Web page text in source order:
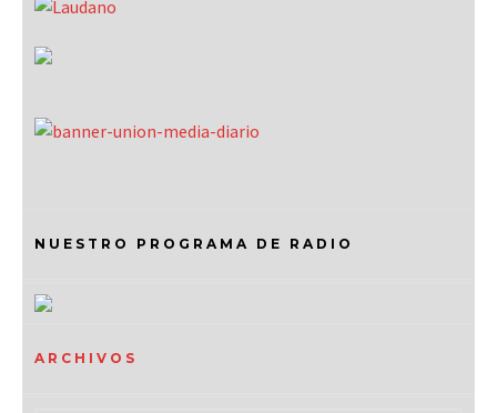
NUESTRO PROGRAMA DE RADIO
ARCHIVOS